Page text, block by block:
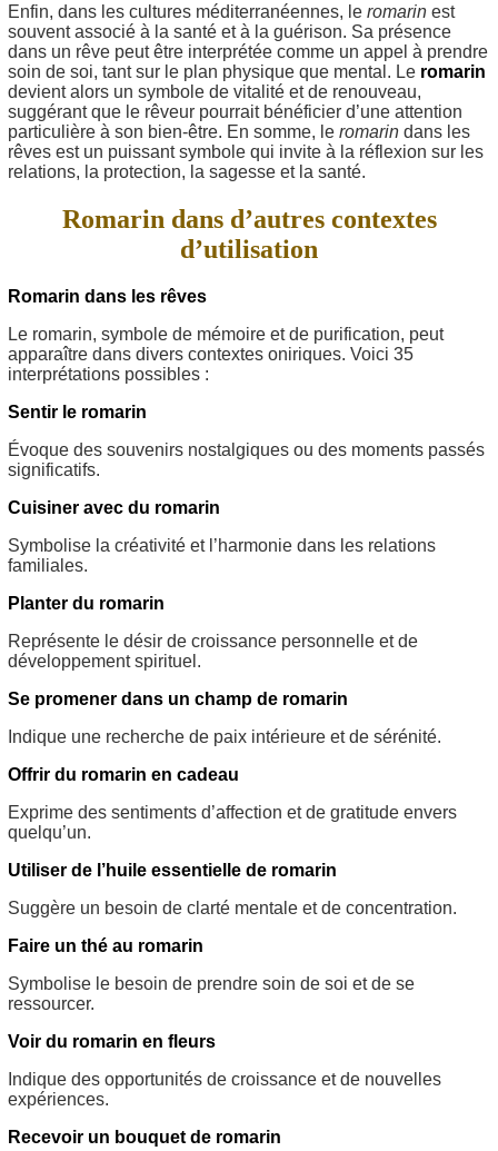
Enfin, dans les cultures méditerranéennes, le romarin est
souvent associé à la santé et à la guérison. Sa présence
dans un rêve peut être interprétée comme un appel à prendre
soin de soi, tant sur le plan physique que mental. Le romarin
devient alors un symbole de vitalité et de renouveau,
suggérant que le rêveur pourrait bénéficier d’une attention
particulière à son bien-être. En somme, le romarin dans les
rêves est un puissant symbole qui invite à la réflexion sur les
relations, la protection, la sagesse et la santé.
Romarin dans d’autres contextes
d’utilisation
Romarin dans les rêves
Le romarin, symbole de mémoire et de purification, peut
apparaître dans divers contextes oniriques. Voici 35
interprétations possibles :
Sentir le romarin
Évoque des souvenirs nostalgiques ou des moments passés
significatifs.
Cuisiner avec du romarin
Symbolise la créativité et l’harmonie dans les relations
familiales.
Planter du romarin
Représente le désir de croissance personnelle et de
développement spirituel.
Se promener dans un champ de romarin
Indique une recherche de paix intérieure et de sérénité.
Offrir du romarin en cadeau
Exprime des sentiments d’affection et de gratitude envers
quelqu’un.
Utiliser de l’huile essentielle de romarin
Suggère un besoin de clarté mentale et de concentration.
Faire un thé au romarin
Symbolise le besoin de prendre soin de soi et de se
ressourcer.
Voir du romarin en fleurs
Indique des opportunités de croissance et de nouvelles
expériences.
Recevoir un bouquet de romarin